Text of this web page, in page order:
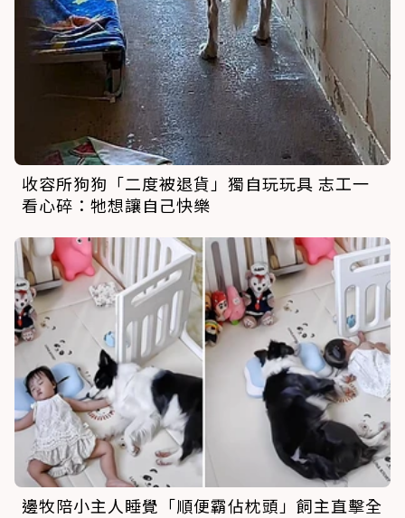
收容所狗狗「二度被退貨」獨自玩玩具 志工一
看心碎：牠想讓自己快樂
邊牧陪小主人睡覺「順便霸佔枕頭」飼主直擊全